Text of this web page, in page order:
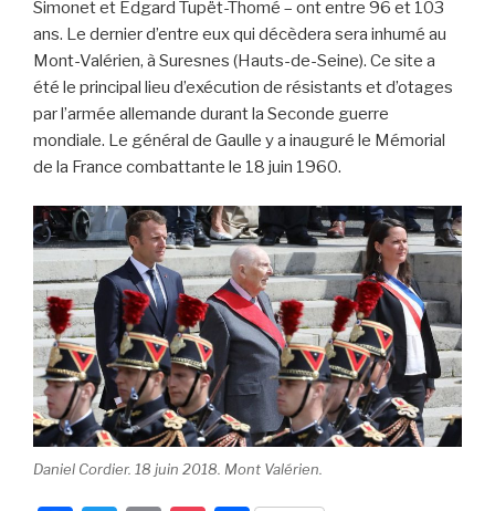
Simonet et Edgard Tupët-Thomé – ont entre 96 et 103
ans. Le dernier d’entre eux qui décèdera sera inhumé au
Mont-Valérien, à Suresnes (Hauts-de-Seine). Ce site a
été le principal lieu d’exécution de résistants et d’otages
par l’armée allemande durant la Seconde guerre
mondiale. Le général de Gaulle y a inauguré le Mémorial
de la France combattante le 18 juin 1960.
Daniel Cordier. 18 juin 2018. Mont Valérien.